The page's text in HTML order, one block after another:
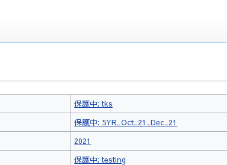
保護中: tks
保護中: 5YR_Oct_21_Dec_21
2021
保護中: testing